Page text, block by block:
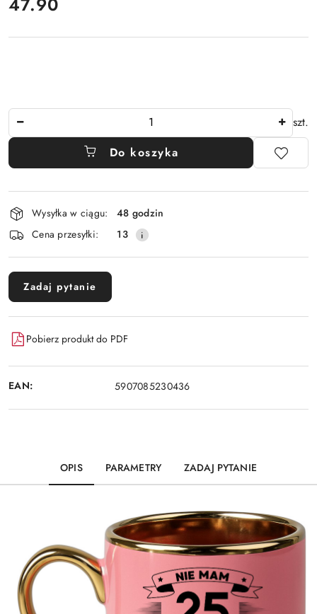
szt.
Do koszyka
Dostępność
i
dostawa
Wysyłka w ciągu:
48 godzin
Cena przesyłki:
13
Zadaj pytanie
Pobierz produkt do PDF
EAN: 5907085230436
OPIS PARAMETRY ZADAJ PYTANIE